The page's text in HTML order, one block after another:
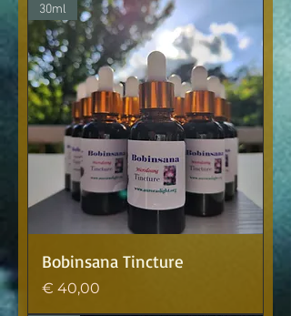
30ml
Bobinsana Tincture
Prijs
€ 40,00